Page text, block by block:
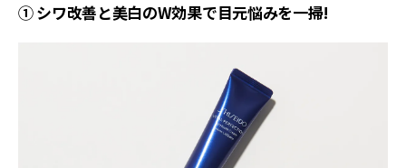
① シワ改善と美白のW効果で目元悩みを一掃!